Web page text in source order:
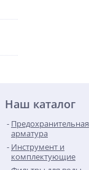
-62%
Наш каталог
Предохранительная
арматура
Инструмент и
комплектующие